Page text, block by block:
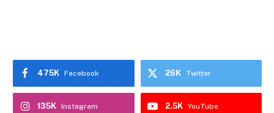
Facebook
475K Twitter
26K
Instagram
135K YouTube
2.5K